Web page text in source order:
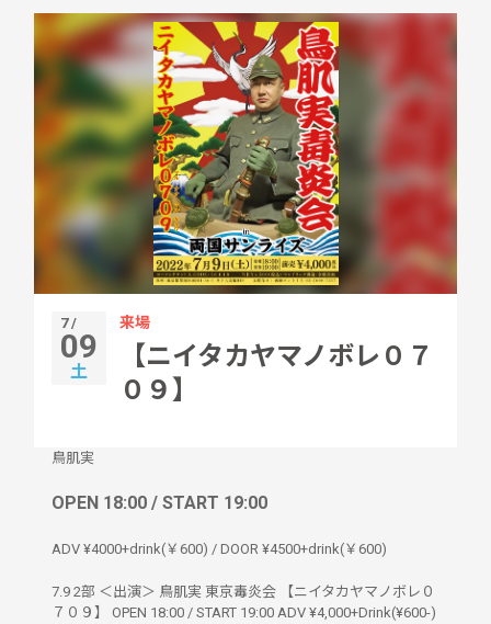
7 /
09
土
来場
【ニイタカヤマノボレ０７
０９】
鳥肌実
OPEN 18:00 / START 19:00
ADV ¥4000+drink(￥600) / DOOR ¥4500+drink(￥600)
7.9 2部 ＜出演＞ 鳥肌実 東京毒炎会 【ニイタカヤマノボレ０
７０９】 OPEN 18:00 / START 19:00 ADV ¥4,000+Drink(¥600-)